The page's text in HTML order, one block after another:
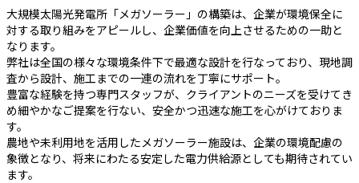
大規模太陽光発電所「メガソーラー」の構築は、企業が環境保全に
対する取り組みをアピールし、企業価値を向上させるための一助と
なります。
弊社は全国の様々な環境条件下で最適な設計を行なっており、現地調
査から設計、施工までの一連の流れを丁寧にサポート。
豊富な経験を持つ専門スタッフが、クライアントのニーズを受けてき
め細やかなご提案を行ない、安全かつ迅速な施工を心がけておりま
す。
農地や未利用地を活用したメガソーラー施設は、企業の環境配慮の
象徴となり、将来にわたる安定した電力供給源としても期待されてい
ます。